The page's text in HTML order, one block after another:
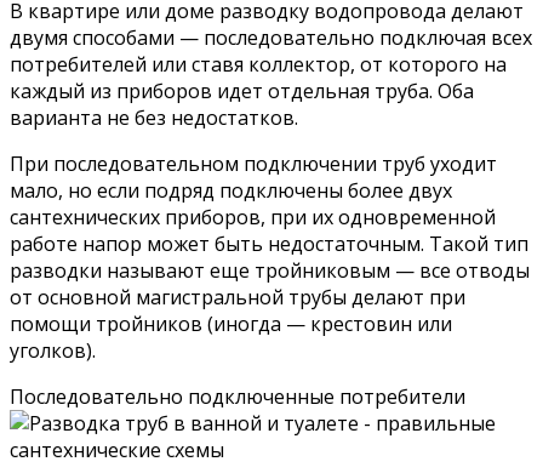
В квартире или доме разводку водопровода делают
двумя способами — последовательно подключая всех
потребителей или ставя коллектор, от которого на
каждый из приборов идет отдельная труба. Оба
варианта не без недостатков.
При последовательном подключении труб уходит
мало, но если подряд подключены более двух
сантехнических приборов, при их одновременной
работе напор может быть недостаточным. Такой тип
разводки называют еще тройниковым — все отводы
от основной магистральной трубы делают при
помощи тройников (иногда — крестовин или
уголков).
Последовательно подключенные потребители